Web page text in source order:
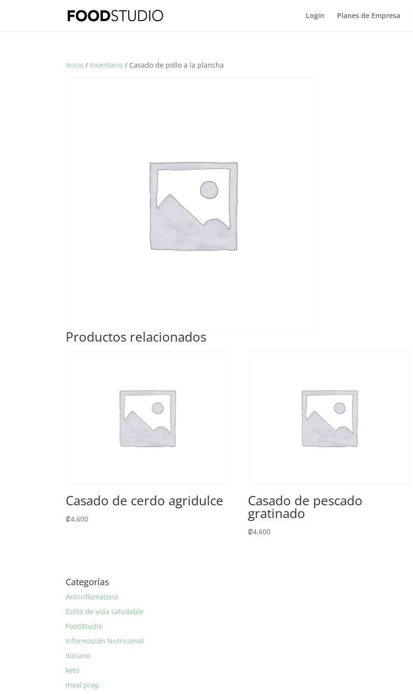
Login Planes de Empresa
Inicio / Inventario / Casado de pollo a la plancha
Productos relacionados
Casado de cerdo agridulce
₡4,600
Casado de pescado
gratinado
₡4,600
Categorías
Antiinflamatorio
Estilo de vida saludable
FoodStudio
Información Nutricional
Italiano
keto
meal prep